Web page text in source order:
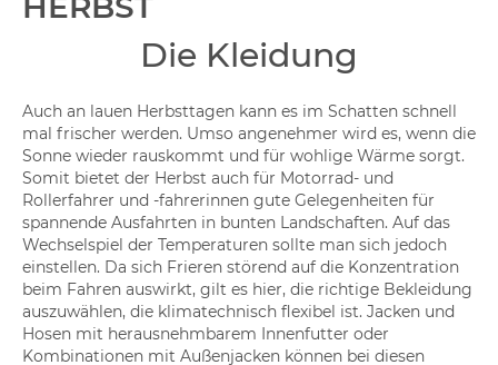
Die Kleidung
Auch an lauen Herbsttagen kann es im Schatten schnell
mal frischer werden. Umso angenehmer wird es, wenn die
Sonne wieder rauskommt und für wohlige Wärme sorgt.
Somit bietet der Herbst auch für Motorrad- und
Rollerfahrer und -fahrerinnen gute Gelegenheiten für
spannende Ausfahrten in bunten Landschaften. Auf das
Wechselspiel der Temperaturen sollte man sich jedoch
einstellen. Da sich Frieren störend auf die Konzentration
beim Fahren auswirkt, gilt es hier, die richtige Bekleidung
auszuwählen, die klimatechnisch flexibel ist. Jacken und
Hosen mit herausnehmbarem Innenfutter oder
Kombinationen mit Außenjacken können bei diesen